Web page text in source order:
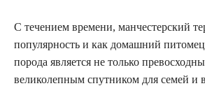
С течением времени, манчестерский
популярность и как домашний
порода является не только
великолепным спутником для семей и